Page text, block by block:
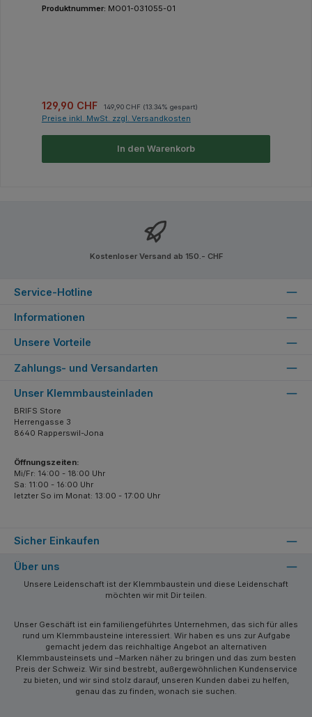
Produktnummer: MO01-031055-01
Verkaufspreis:
129,90 CHF 149,90 CHF (13.34% gespart)
Preise inkl. MwSt. zzgl. Versandkosten
In den Warenkorb
Kostenloser Versand ab 150.- CHF
Service-Hotline
Informationen
Unsere Vorteile
Zahlungs- und Versandarten
Sicher Einkaufen
Unser Klemmbausteinladen
BRIFS Store
Herrengasse 3
8640 Rapperswil-Jona
Öffnungszeiten:
Mi/Fr: 14:00 - 18:00 Uhr
Sa: 11:00 - 16:00 Uhr
letzter So im Monat: 13:00 - 17:00 Uhr
Über uns
Unsere Leidenschaft ist der Klemmbaustein und diese Leidenschaft
möchten wir mit Dir teilen.
Unser Geschäft ist ein familiengeführtes Unternehmen, das sich für alles
rund um Klemmbausteine interessiert. Wir haben es uns zur Aufgabe
gemacht jedem das reichhaltige Angebot an alternativen
Klemmbausteinsets und –Marken näher zu bringen und das zum besten
Preis der Schweiz. Wir sind bestrebt, außergewöhnlichen Kundenservice
zu bieten, und wir sind stolz darauf, unseren Kunden dabei zu helfen,
genau das zu finden, wonach sie suchen.